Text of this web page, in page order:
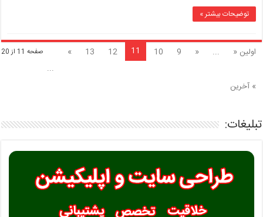
توضیحات بیشتر »
صفحه 11 از 20 اولین « ...
«
9
10
11
12
13
»
...
» آخرین
تبلیغات: